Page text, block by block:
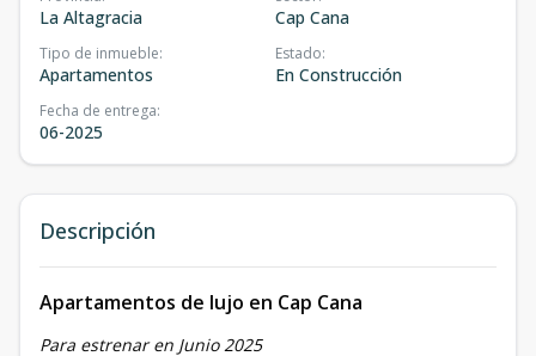
La Altagracia Cap Cana
Tipo de inmueble:
Apartamentos
Estado:
En Construcción
Fecha de entrega:
06-2025
Descripción
Apartamentos de lujo en Cap Cana
Para estrenar en Junio 2025